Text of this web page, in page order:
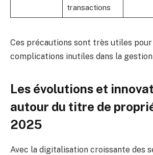
transactions
Ces précautions sont très utiles
complications inutiles dans la
Les évolutions et
autour du titre de
2025
Avec la digitalisation croissante des